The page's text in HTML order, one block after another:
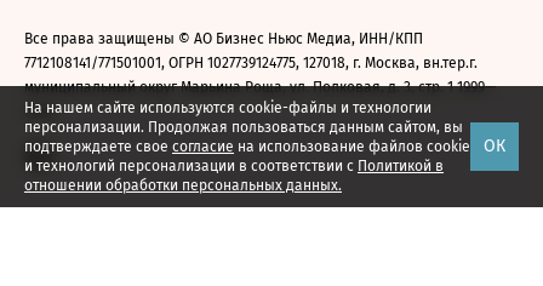
На нашем сайте используются cookie-файлы и технологии
персонализации. Продолжая пользоваться данным сайтом, вы
подтверждаете свое согласие на использование файлов cookie
и технологий персонализации в соответствии с Политикой в
отношении обработки персональных данных.
ОК
Все права защищены © АО Бизнес Ньюс Медиа, ИНН/КПП
7712108141/771501001, ОГРН 1027739124775, 127018, г. Москва, вн.тер.г.
муниципальный округ Марьина Роща, ул. Полковая, д. 3, стр. 1 1999—
2026